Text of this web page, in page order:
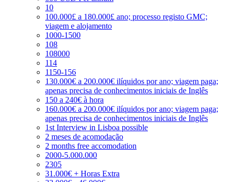
10
100.000£ a 180.000£ ano; processo registo GMC;
viagem e alojamento
1000-1500
108
108000
114
1150-156
130.000€ a 200.000€ ilíquidos por ano; viagem paga;
apenas precisa de conhecimentos iniciais de Inglês
150 a 240€ à hora
160.000€ a 200.000€ ilíquidos por ano; viagem paga;
apenas precisa de conhecimentos iniciais de Inglês
1st Interview in Lisboa possible
2 meses de acomodação
2 months free accomodation
2000-5.000.000
2305
31.000€ + Horas Extra